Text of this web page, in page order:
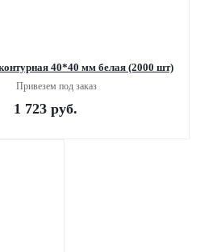
40*40 мм белая (2000 шт)
Привезем под заказ
1 723руб.